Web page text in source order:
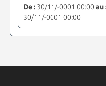
De :30/11/-0001 00:00 au :
30/11/-0001 00:00